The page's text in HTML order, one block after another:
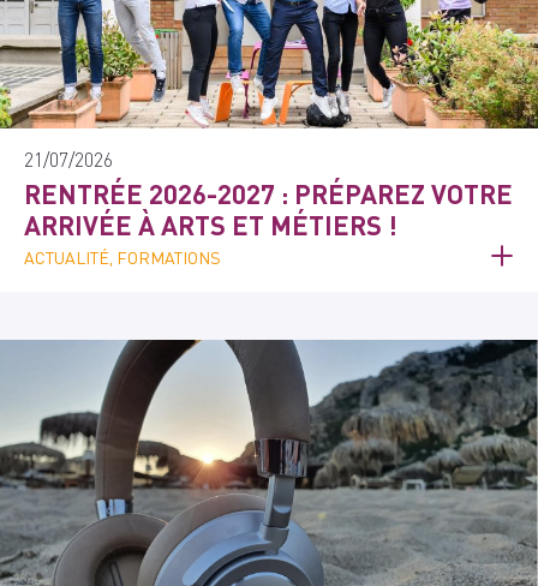
21/07/2026
RENTRÉE 2026-2027 : PRÉPAREZ VOTRE
ARRIVÉE À ARTS ET MÉTIERS !
ACTUALITÉ, FORMATIONS